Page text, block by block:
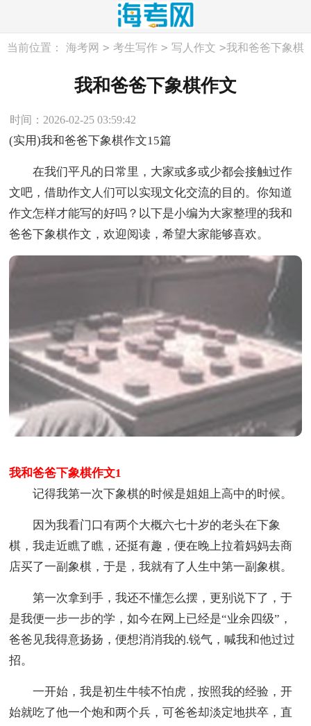
当前位置： 海考网 > 考生写作 > 写人作文 >我和爸爸下象棋
我和爸爸下象棋作文
时间：2026-02-25 03:59:42
(实用)我和爸爸下象棋作文15篇
在我们平凡的日常里，大家或多或少都会接触过作
文吧，借助作文人们可以实现文化交流的目的。你知道
作文怎样才能写的好吗？以下是小编为大家整理的我和
爸爸下象棋作文，欢迎阅读，希望大家能够喜欢。
我和爸爸下象棋作文1
记得我第一次下象棋的时候是姐姐上高中的时候。
因为我看门口有两个大概六七十岁的老头在下象
棋，我走近瞧了瞧，还挺有趣，便在晚上拉着妈妈去商
店买了一副象棋，于是，我就有了人生中第一副象棋。
第一次拿到手，我还不懂怎么摆，更别说下了，于
是我便一步一步的学，如今在网上已经是“业余四级”，
爸爸见我得意扬扬，便想消消我的.锐气，喊我和他过过
招。
一开始，我是初生牛犊不怕虎，按照我的经验，开
始就吃了他一个炮和两个兵，可爸爸却淡定地拱卒，直